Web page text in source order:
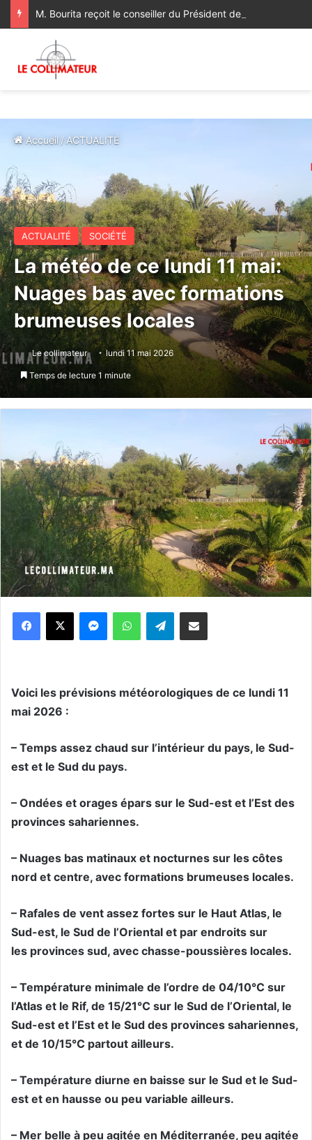
Accueil /ACTUALITÉ
ACTUALITÉ SOCIÉTÉ
La météo de ce lundi 11 mai:
Nuages bas avec formations
brumeuses locales
Le collimateur lundi 11 mai 2026
Temps de lecture 1 minute
WhatsApp Telegram
Voici les prévisions météorologiques de ce lundi 11
mai 2026 :
– Temps assez chaud sur l’intérieur du pays, le Sud-
est et le Sud du pays.
– Ondées et orages épars sur le Sud-est et l’Est des
provinces sahariennes.
– Nuages bas matinaux et nocturnes sur les côtes
nord et centre, avec formations brumeuses locales.
– Rafales de vent assez fortes sur le Haut Atlas, le
Sud-est, le Sud de l’Oriental et par endroits sur
les provinces sud, avec chasse-poussières locales.
– Température minimale de l’ordre de 04/10°C sur
l’Atlas et le Rif, de 15/21°C sur le Sud de l’Oriental, le
Sud-est et l’Est et le Sud des provinces sahariennes,
et de 10/15°C partout ailleurs.
– Température diurne en baisse sur le Sud et le Sud-
est et en hausse ou peu variable ailleurs.
– Mer belle à peu agitée en Méditerranée, peu agitée